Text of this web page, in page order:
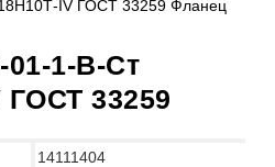
1-B-Ст
ГОСТ 33259
14111404